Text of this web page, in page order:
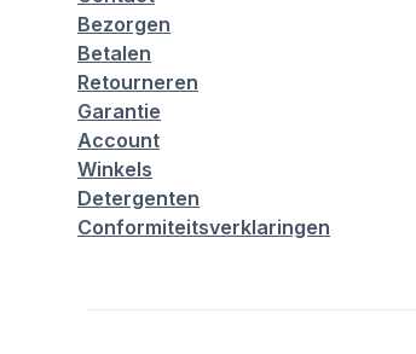
Bezorgen
Betalen
Retourneren
Garantie
Account
Winkels
Detergenten
Conformiteitsverklaringen